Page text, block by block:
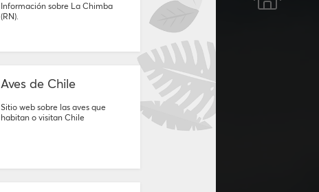
Información sobre La Chimba
(RN).
Aves de Chile
Sitio web sobre las aves que
habitan o visitan Chile